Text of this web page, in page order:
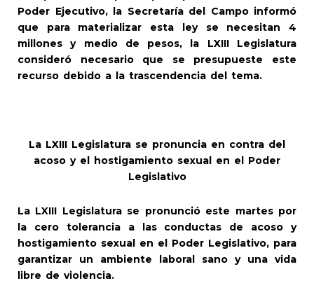
Poder Ejecutivo, la Secretaría del Campo informó
que para materializar esta ley se necesitan 4
millones y medio de pesos, la LXIII Legislatura
consideró necesario que se presupueste este
recurso debido a la trascendencia del tema.
La LXIII Legislatura se pronuncia en contra del
acoso y el hostigamiento sexual en el Poder
Legislativo
La LXIII Legislatura se pronunció este martes por
la cero tolerancia a las conductas de acoso y
hostigamiento sexual en el Poder Legislativo, para
garantizar un ambiente laboral sano y una vida
libre de violencia.